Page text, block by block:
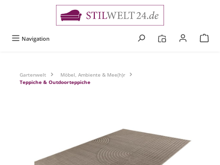
Navigation
Gartenwelt
Möbel, Ambiente & Mee(h)r
Teppiche & Outdoorteppiche